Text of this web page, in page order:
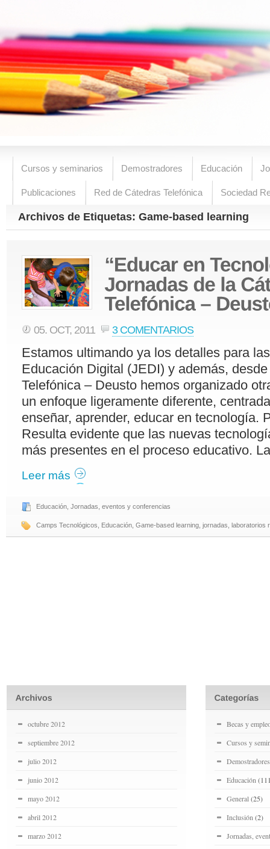
Cursos y seminarios Demostradores Educación
Publicaciones Red de Cátedras Telefónica Sociedad
Archivos de Etiquetas: Game-based learning
05. OCT, 2011 3 COMENTARIOS
Estamos ultimando ya los detalles para
Educación Digital (JEDI) y además,
Telefónica – Deusto hemos organizado
un enfoque ligeramente diferente,
enseñar, aprender, educar en tecnología.
Resulta evidente que las nuevas
más presentes en el proceso educativo.
Leer más
Educación Jornadas, eventos y conferencias
Camps Tecnológicos Educación Game-based learning jornadas laboratorios
octubre 2012
septiembre 2012
julio 2012
junio 2012
mayo 2012
abril 2012
marzo 2012
Becas y
Cursos y
Demostradores
Educación
General (25)
Inclusión (2)
Jornadas,